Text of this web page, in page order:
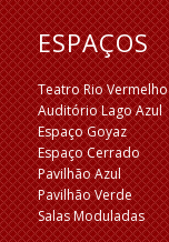
ESPAÇOS
Teatro Rio Vermelho
Auditório Lago Azul
Espaço Goyaz
Espaço Cerrado
Pavilhão Azul
Pavilhão Verde
Salas Moduladas